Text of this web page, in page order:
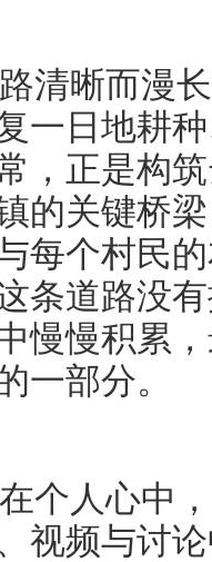
清晰而漫
一日地耕
，正是构
的关键桥
每个村民
条道路没
慢慢积累
一部分。
个人心中
视频与讨